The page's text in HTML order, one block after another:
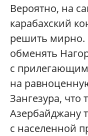
Вероятно, на
карабахский
решить мирно.
обменять
с
на
Зангезура, что
Азербайджану
с населенной